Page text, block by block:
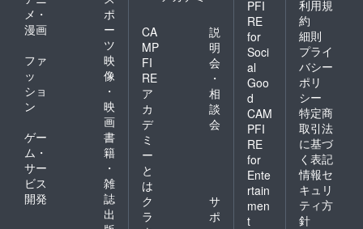
メ・
漫画
ポ
ー
ツ
ファ
ッ
ショ
ン
映
像
・
映
画
ゲー
ム・
サー
ビス
開発
書
籍
・
雑
誌
出
CA
MP
FI
RE
ア
カ
デ
ミ
ー
と
は
説
明
会
・
相
談
会
ク
ラ
サ
ポ
PFI
RE
for
Soci
al
Goo
d
CAM
PFI
RE
for
Ente
rtain
men
t
利用規
約
細則
プライ
バシー
ポリ
シー
特定商
取引法
に基づ
く表記
情報セ
キュリ
ティ方
針